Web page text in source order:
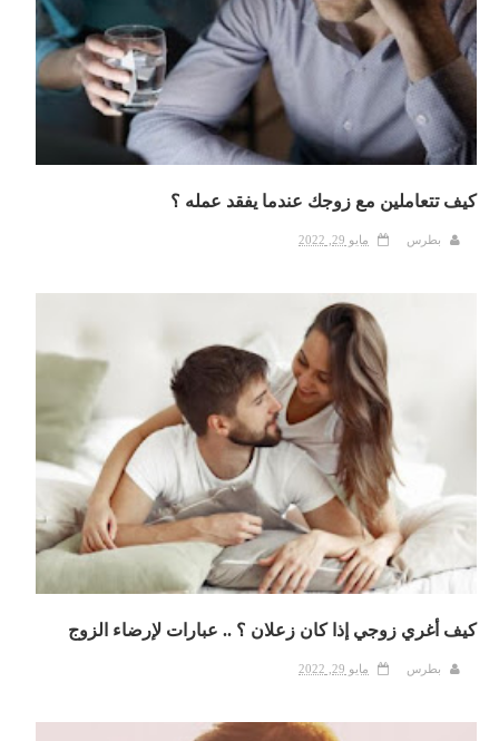
كيف تتعاملين مع زوجك عندما يفقد عمله ؟
بطرس مايو 29, 2022
كيف أغري زوجي إذا كان زعلان ؟ .. عبارات لإرضاء الزوج
بطرس مايو 29, 2022